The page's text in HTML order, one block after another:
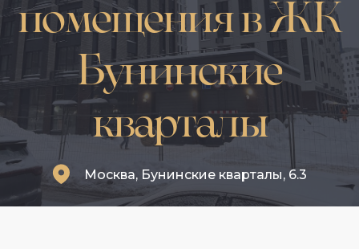
помещения в ЖК
Бунинские
кварталы
Москва, Бунинские кварталы, 6.3